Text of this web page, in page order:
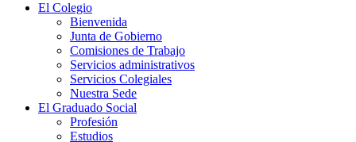
El Colegio
Bienvenida
Junta de Gobierno
Comisiones de Trabajo
Servicios administrativos
Servicios Colegiales
Nuestra Sede
El Graduado Social
Profesión
Estudios